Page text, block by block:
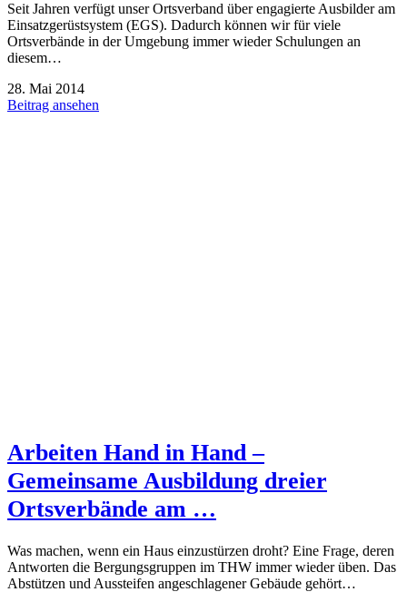
Seit Jahren verfügt unser Ortsverband über engagierte Ausbilder am
Einsatzgerüstsystem (EGS). Dadurch können wir für viele
Ortsverbände in der Umgebung immer wieder Schulungen an
diesem…
28. Mai 2014
Beitrag ansehen
Arbeiten Hand in Hand –
Gemeinsame Ausbildung dreier
Ortsverbände am …
Was machen, wenn ein Haus einzustürzen droht? Eine Frage, deren
Antworten die Bergungsgruppen im THW immer wieder üben. Das
Abstützen und Aussteifen angeschlagener Gebäude gehört…